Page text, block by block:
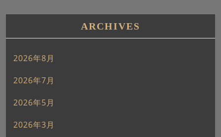
ARCHIVES
2026年8月
2026年7月
2026年5月
2026年3月